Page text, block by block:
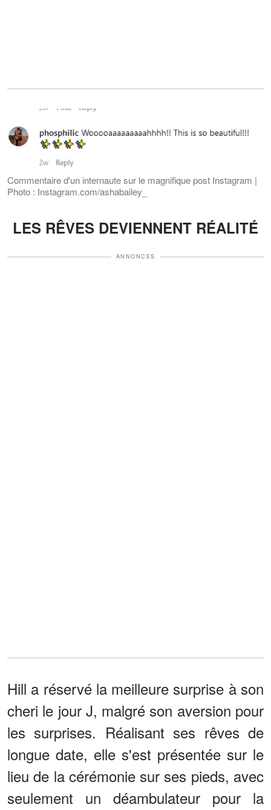
Commentaire d'un internaute sur le magnifique post Instagram |
Photo : Instagram.com/ashabailey_
LES RÊVES DEVIENNENT RÉALITÉ
ANNONCES
Hill a réservé la meilleure surprise à son
cheri le jour J, malgré son aversion pour
les surprises. Réalisant ses rêves de
longue date, elle s'est présentée sur le
lieu de la cérémonie sur ses pieds, avec
seulement un déambulateur pour la